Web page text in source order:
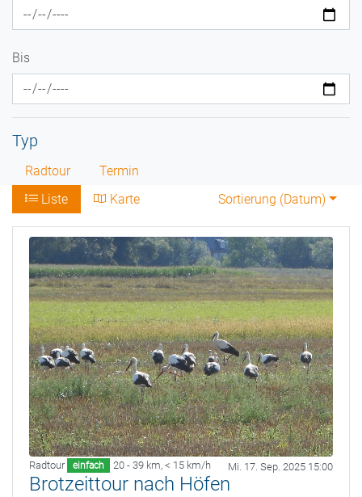
Bis
Typ
Radtour
Termin
Liste
Karte Sortierung (Datum)
Radtour einfach 20 - 39 km, < 15 km/h Mi. 17. Sep. 2025 15:00
Brotzeittour nach Höfen